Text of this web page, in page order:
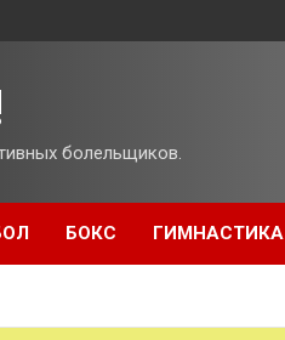
болельщиков.
БОКС ГИМНАСТИКА